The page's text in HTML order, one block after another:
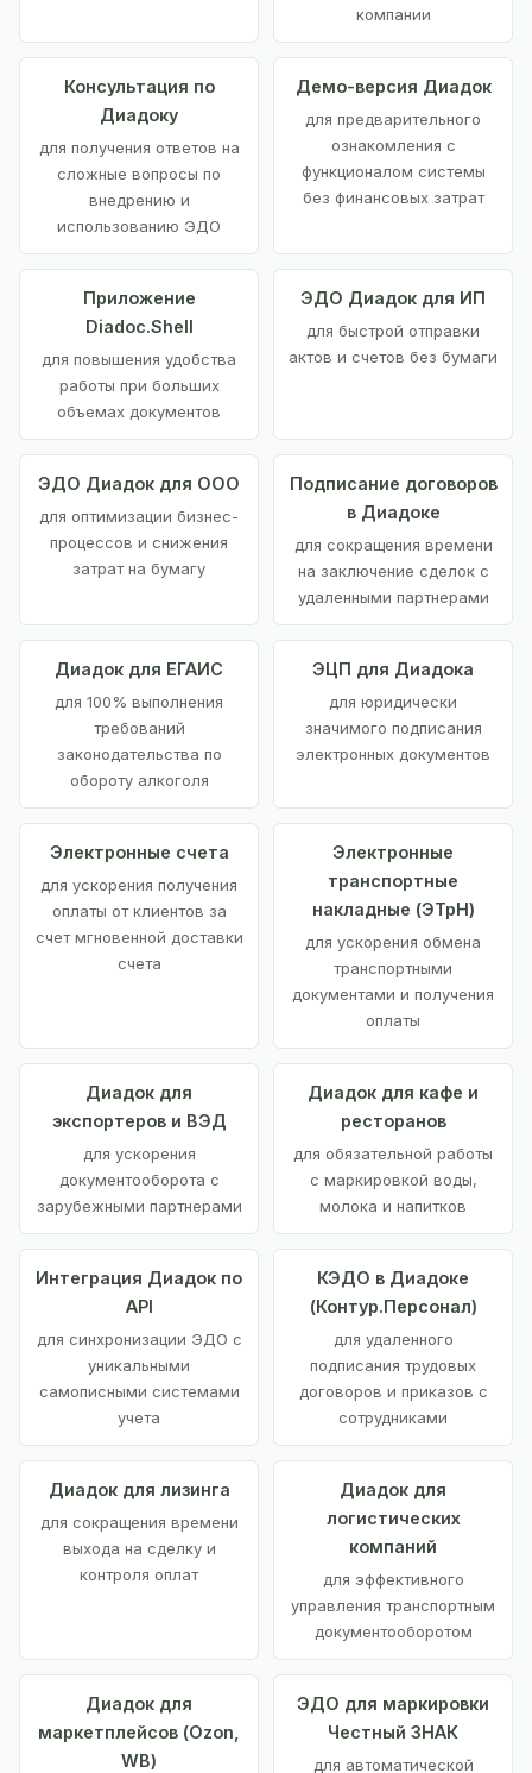
компании
Консультация по
Диадоку
для получения ответов на
сложные вопросы по
внедрению и
использованию ЭДО
Демо-версия Диадок
для предварительного
ознакомления с
функционалом системы
без финансовых затрат
Приложение
Diadoc.Shell
для повышения удобства
работы при больших
объемах документов
ЭДО Диадок для ИП
для быстрой отправки
актов и счетов без бумаги
ЭДО Диадок для ООО
для оптимизации бизнес-
процессов и снижения
затрат на бумагу
Подписание договоров
в Диадоке
для сокращения времени
на заключение сделок с
удаленными партнерами
Диадок для ЕГАИС
для 100% выполнения
требований
законодательства по
обороту алкоголя
ЭЦП для Диадока
для юридически
значимого подписания
электронных документов
Электронные счета
для ускорения получения
оплаты от клиентов за
счет мгновенной доставки
счета
Электронные
транспортные
накладные (ЭТрН)
для ускорения обмена
транспортными
документами и получения
оплаты
Диадок для
экспортеров и ВЭД
для ускорения
документооборота с
зарубежными партнерами
Диадок для кафе и
ресторанов
для обязательной работы
с маркировкой воды,
молока и напитков
Интеграция Диадок по
API
для синхронизации ЭДО с
уникальными
самописными системами
учета
КЭДО в Диадоке
(Контур.Персонал)
для удаленного
подписания трудовых
договоров и приказов с
сотрудниками
Диадок для лизинга
для сокращения времени
выхода на сделку и
контроля оплат
Диадок для
логистических
компаний
для эффективного
управления транспортным
документооборотом
Диадок для
маркетплейсов (Ozon,
WB)
ЭДО для маркировки
Честный ЗНАК
для автоматической